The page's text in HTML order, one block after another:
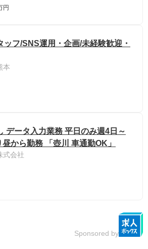
円
ッフ/SNS運用・企画/未経験歓迎・
本
データ入力業務 平日のみ週4日～
から勤務 「壺川 車通勤OK」
式会社
Sponsored by